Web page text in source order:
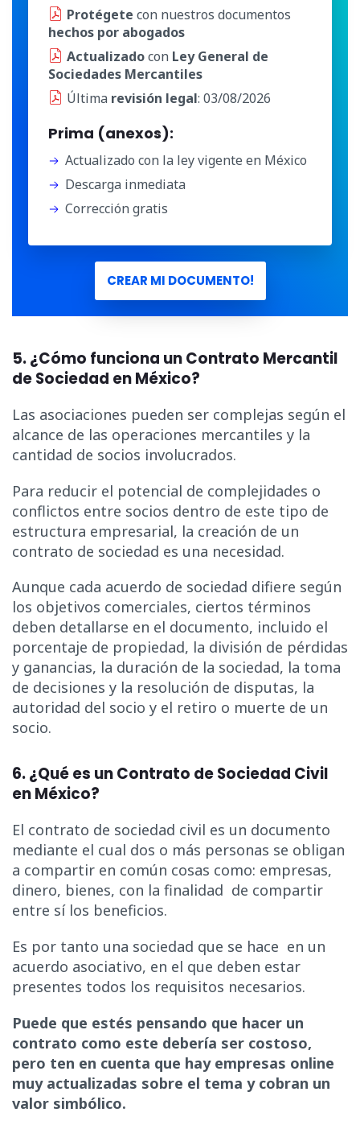
Protégete con nuestros documentos
hechos por abogados
Actualizadocon Ley General de
Sociedades Mercantiles
Última revisión legal: 03/08/2026
Prima (anexos):
Actualizado con la ley vigente en México
Descarga inmediata
Corrección gratis
CREAR MI DOCUMENTO!
5. ¿Cómo funciona un Contrato Mercantil
de Sociedad en México?
Las asociaciones pueden ser complejas según el
alcance de las operaciones mercantiles y la
cantidad de socios involucrados.
Para reducir el potencial de complejidades o
conflictos entre socios dentro de este tipo de
estructura empresarial, la creación de un
contrato de sociedad es una necesidad.
Aunque cada acuerdo de sociedad difiere según
los objetivos comerciales, ciertos términos
deben detallarse en el documento, incluido el
porcentaje de propiedad, la división de pérdidas
y ganancias, la duración de la sociedad, la toma
de decisiones y la resolución de disputas, la
autoridad del socio y el retiro o muerte de un
socio.
6. ¿Qué es un Contrato de Sociedad Civil
en México?
El contrato de sociedad civil es un documento
mediante el cual dos o más personas se obligan
a compartir en común cosas como: empresas,
dinero, bienes, con la finalidad de compartir
entre sí los beneficios.
Es por tanto una sociedad que se hace en un
acuerdo asociativo, en el que deben estar
presentes todos los requisitos necesarios.
Puede que estés pensando que hacer un
contrato como este debería ser costoso,
pero ten en cuenta que hay empresas online
muy actualizadas sobre el tema y cobran un
valor simbólico.